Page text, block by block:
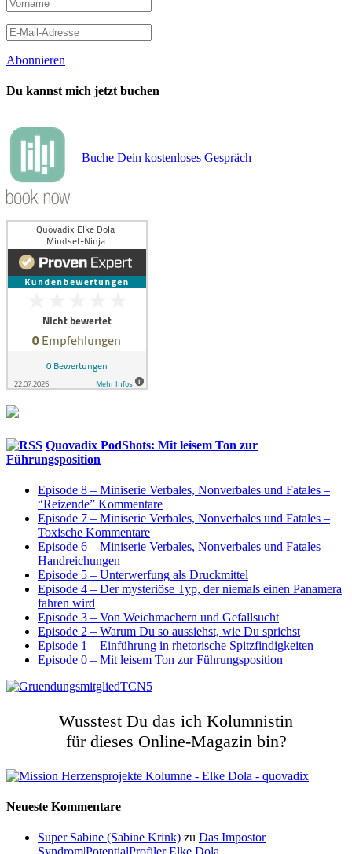
Abonnieren
Du kannst mich jetzt buchen
Buche Dein kostenloses Gespräch
Quovadix PodShots: Mit leisem Ton zur
Führungsposition
Episode 8 – Miniserie Verbales, Nonverbales und Fatales –
“Reizende” Kommentare
Episode 7 – Miniserie Verbales, Nonverbales und Fatales –
Toxische Kommentare
Episode 6 – Miniserie Verbales, Nonverbales und Fatales –
Handreichungen
Episode 5 – Unterwerfung als Druckmittel
Episode 4 – Der mysteriöse Typ, der niemals einen Panamera
fahren wird
Episode 3 – Von Weichmachern und Gefallsucht
Episode 2 – Warum Du so aussiehst, wie Du sprichst
Episode 1 – Einführung in rhetorische Spitzfindigkeiten
Episode 0 – Mit leisem Ton zur Führungsposition
Wusstest Du das ich Kolumnistin
für dieses Online-Magazin bin?
Neueste Kommentare
Super Sabine (Sabine Krink) zu Das Impostor